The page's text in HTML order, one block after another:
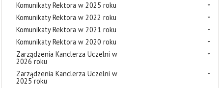
Komunikaty Rektora w 2025 roku
Komunikaty Rektora w 2022 roku
Komunikaty Rektora w 2021 roku
Komunikaty Rektora w 2020 roku
Zarządzenia Kanclerza Uczelni w
2026 roku
Zarządzenia Kanclerza Uczelni w
2025 roku